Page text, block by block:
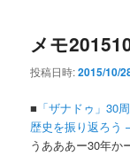
メモ
投稿日時:2015/10/
■ 「ザナドゥ」30
歴史を振り返ろう
うあああー30年か